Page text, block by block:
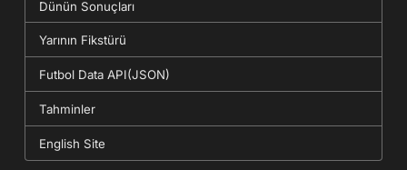
Dünün Sonuçları
Yarının Fikstürü
Futbol Data API(JSON)
Tahminler
English Site